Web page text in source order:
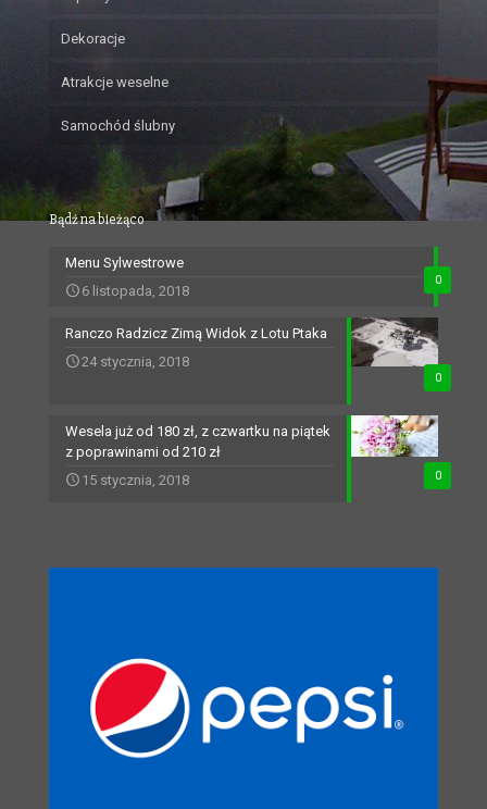
Dekoracje
Atrakcje weselne
Samochód ślubny
Bądź na bieżąco
0
Menu Sylwestrowe
6 listopada, 2018
0
Ranczo Radzicz Zimą Widok z Lotu Ptaka
24 stycznia, 2018
0
Wesela już od 180 zł, z czwartku na piątek
z poprawinami od 210 zł
15 stycznia, 2018